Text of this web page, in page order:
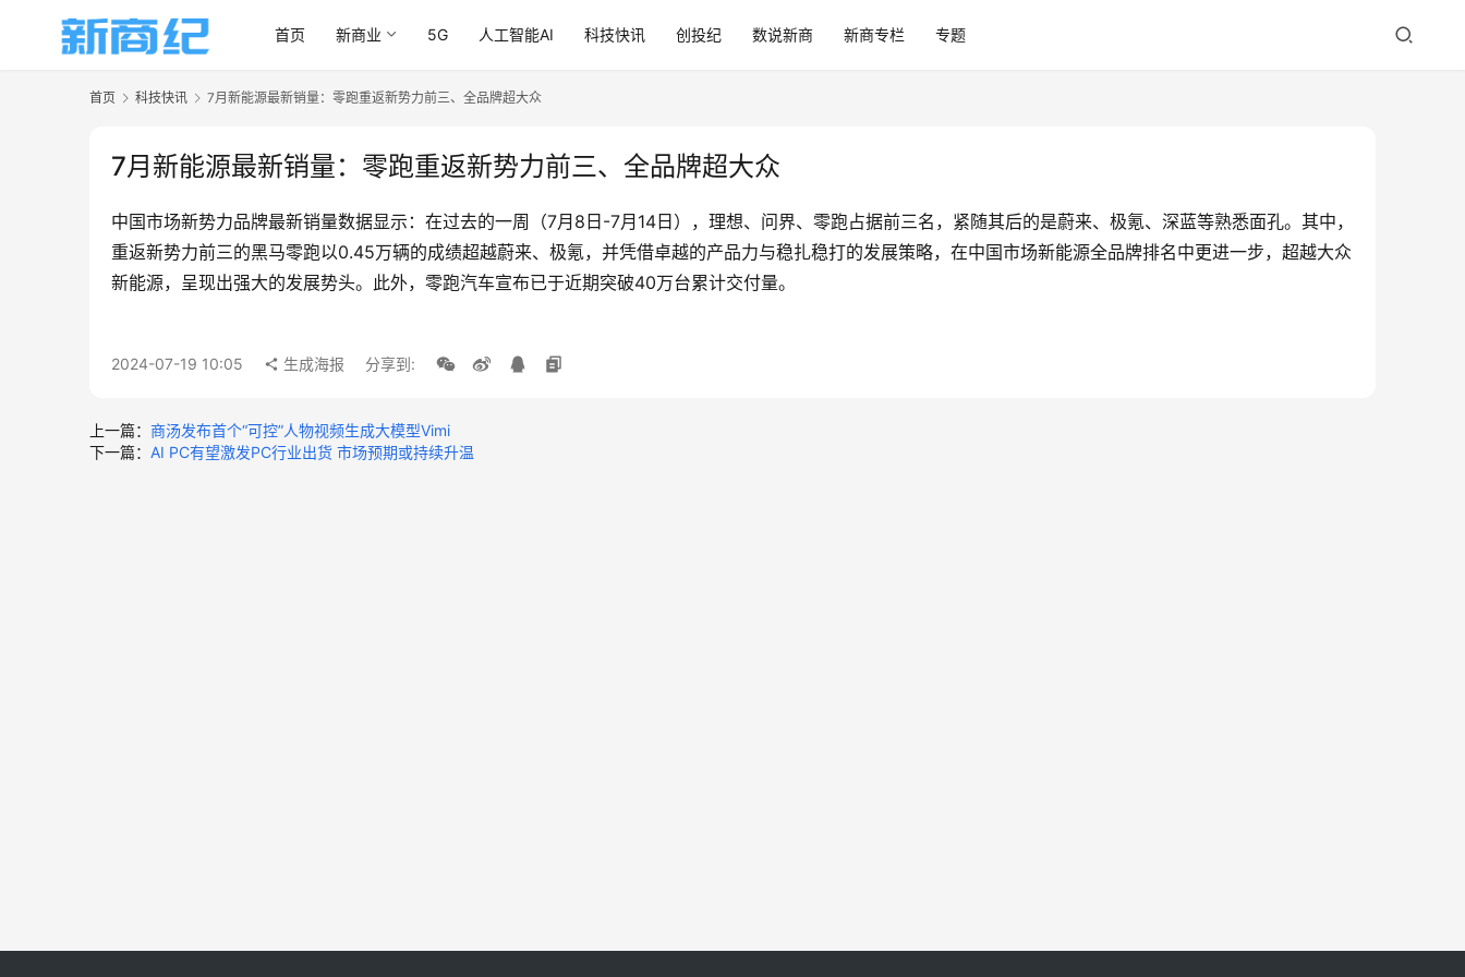
首页 新商业 5G 人工智能AI 科技快讯 创投纪 数说新商 新商专栏 专题
首页 科技快讯 7月新能源最新销量：零跑重返新势力前三、全品牌超大众
7月新能源最新销量：零跑重返新势力前三、全品牌超大众
中国市场新势力品牌最新销量数据显示：在过去的一周（7月8日-7月14日），理想、问界、零跑占据前三名，紧随其后的是蔚来、极氪、深蓝等熟悉面孔。其中，
重返新势力前三的黑马零跑以0.45万辆的成绩超越蔚来、极氪，并凭借卓越的产品力与稳扎稳打的发展策略，在中国市场新能源全品牌排名中更进一步，超越大众
新能源，呈现出强大的发展势头。此外，零跑汽车宣布已于近期突破40万台累计交付量。
2024-07-19 10:05 生成海报 分享到:
上一篇： 商汤发布首个“可控”人物视频生成大模型Vimi
下一篇： AI PC有望激发PC行业出货 市场预期或持续升温